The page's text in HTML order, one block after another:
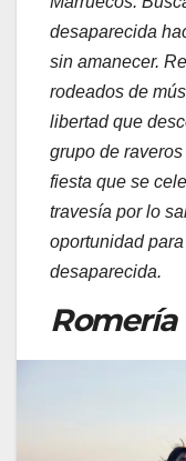
desaparecida
sin amanecer.
rodeados de
libertad que
grupo de
fiesta que se
travesía por lo
oportunidad
desaparecida.
Romería